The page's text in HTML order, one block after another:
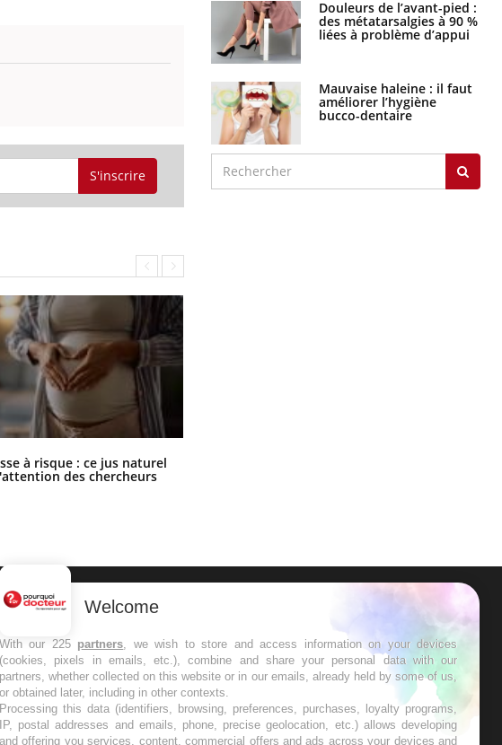
S'inscrire
à risque : ce jus naturel
des chercheurs
Douleurs de l’avant-pied :
des métatarsalgies à 90 %
liées à problème d’appui
Mauvaise haleine : il faut
améliorer l’hygiène
bucco-dentaire
NEWSLETTER
Recevez toutes les semaines les meilleures
infos santé
Welcome
With our 225 partners, we wish to store and access information on your devices
(cookies, pixels in emails, etc.), combine and share your personal data with our
partners, whether collected on this website or in our emails, already held by some of us,
or obtained later, including in other contexts.
Processing this data (identifiers, browsing, preferences, purchases, loyalty programs,
IP, postal addresses and emails, phone, precise geolocation, etc.) allows developing
and offering you services, content, commercial offers and ads across your devices and